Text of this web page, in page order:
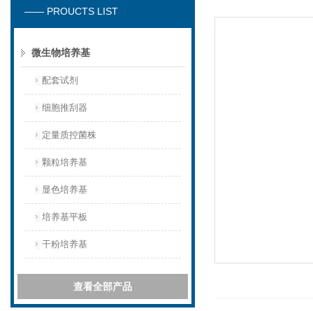
苏州春曼医药科技有限公司
—— PROUCTS LIST
微生物培养基
配套试剂
细胞推刮器
定量质控菌株
颗粒培养基
显色培养基
培养基平板
干粉培养基
查看全部产品